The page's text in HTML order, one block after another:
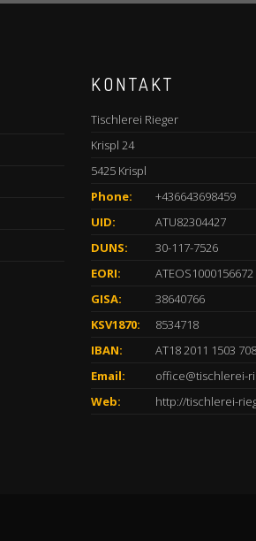
KONTAKT
Tischlerei Rieger
Krispl 24
5425 Krispl
Phone:
+436643698459
UID:
ATU82304427
DUNS:
30-117-7526
EORI:
ATEOS1000156672
GISA:
38640766
KSV1870:
8534718
IBAN:
AT18 2011 1503
Email:
office@tischlerei-
Web:
http://tischlerei-